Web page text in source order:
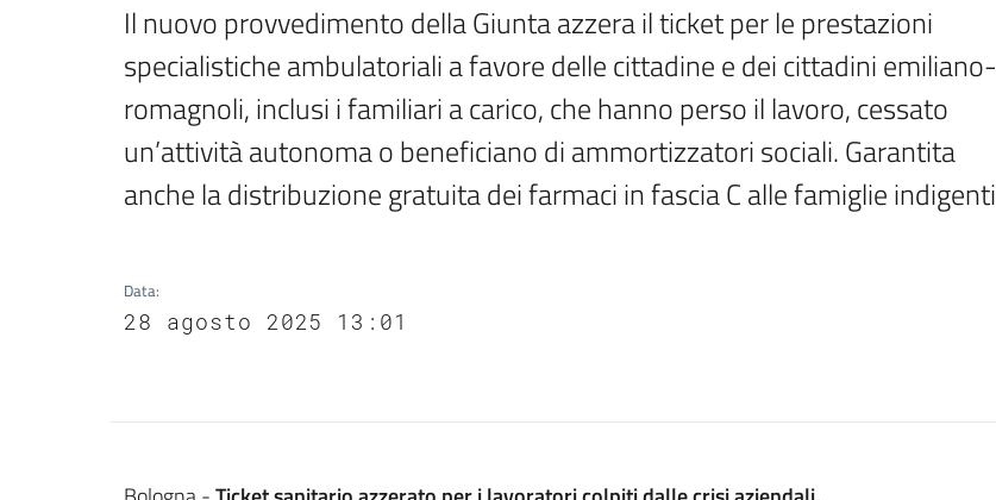
Il nuovo provvedimento della Giunta azzera il ticket per le prestazioni
specialistiche ambulatoriali a favore delle cittadine e dei cittadini emiliano-
romagnoli, inclusi i familiari a carico, che hanno perso il lavoro, cessato
un’attività autonoma o beneficiano di ammortizzatori sociali. Garantita
anche la distribuzione gratuita dei farmaci in fascia C alle famiglie indigenti
Data:
28 agosto 2025 13:01